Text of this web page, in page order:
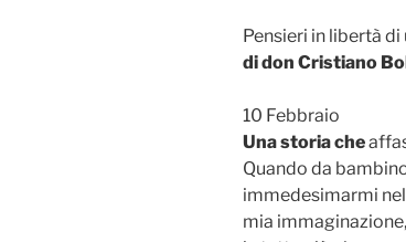
Pensieri in libertà
di don Cristiano
10 Febbraio
Una storia che
Quando da
immedesimarmi
mia